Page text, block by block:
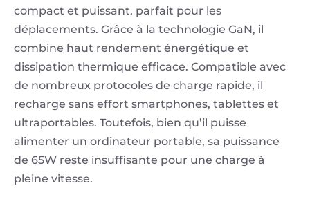
compact et puissant, parfait pour les
déplacements. Grâce à la technologie GaN, il
combine haut rendement énergétique et
dissipation thermique efficace. Compatible avec
de nombreux protocoles de charge rapide, il
recharge sans effort smartphones, tablettes et
ultraportables. Toutefois, bien qu’il puisse
alimenter un ordinateur portable, sa puissance
de 65W reste insuffisante pour une charge à
pleine vitesse.